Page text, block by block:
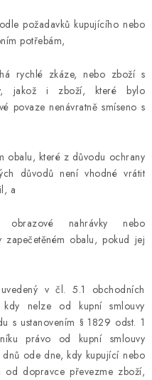
požadavků kupujícího nebo
potřebám,
rychlé zkáze, nebo zboží s
jakož i zboží, které bylo
povaze nenávratně smíseno s
obalu, které z důvodu ochrany
důvodů není vhodné vrátit
a
nahrávky nebo
obalu, pokud jej
v čl. 5.1 obchodních
nelze od kupní smlouvy
s ustanovením § 1829 odst. 1
právo od kupní smlouvy
ode dne, kdy kupující nebo
dopravce převezme zboží,